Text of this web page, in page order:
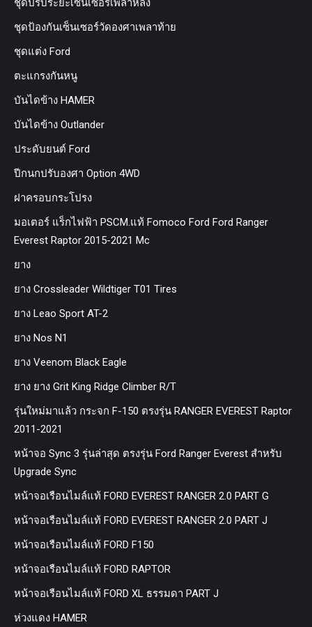
ชุดปรับระยะเซ็นเซอร์เพลาหลัง
ชุดป้องกันเซ็นเซอร์วัดองศาเพลาท้าย
ชุดแต่ง Ford
ตะแกรงกันหนู
บันไดข้าง HAMER
บันไดข้าง Outlander
ประดับยนต์ Ford
ปีกนกปรับองศา Option 4WD
ฝาครอบกระโปรง
มอเตอร์ แร็กไฟฟ้า PSCM.แท้ Fomoco Ford Ford Ranger
Everest Raptor 2015-2021 Mc
ยาง
ยาง Crossleader Wildtiger T01 Tires
ยาง Leao Sport AT-2
ยาง Nos N1
ยาง Veenom Black Eagle
ยาง ยาง Grit King Ridge Climber R/T
รุ่นใหม่มาแล้ว กระจก F-150 ตรงรุ่น RANGER EVEREST Raptor
2011-2021
หน้าจอ Sync 3 รุ่นล่าสุด ตรงรุ่น Ford Ranger Everest สำหรับ
Upgrade Sync
หน้าจอเรือนไมล์แท้ FORD EVEREST RANGER 2.0 PART G
หน้าจอเรือนไมล์แท้ FORD EVEREST RANGER 2.0 PART J
หน้าจอเรือนไมล์แท้ FORD F150
หน้าจอเรือนไมล์แท้ FORD RAPTOR
หน้าจอเรือนไมล์แท้ FORD XL ธรรมดา PART J
ห่วงแดง HAMER